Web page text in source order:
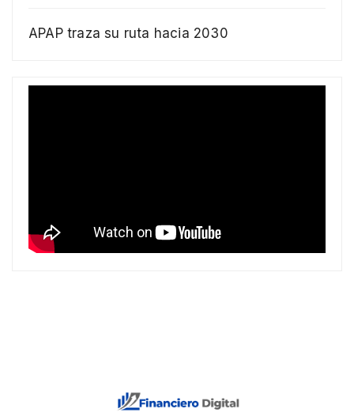
APAP traza su ruta hacia 2030